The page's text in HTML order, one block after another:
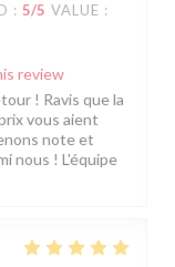
: 5/5 VALUE :
review
! Ravis que la
vous aient
note et
nous ! L'équipe